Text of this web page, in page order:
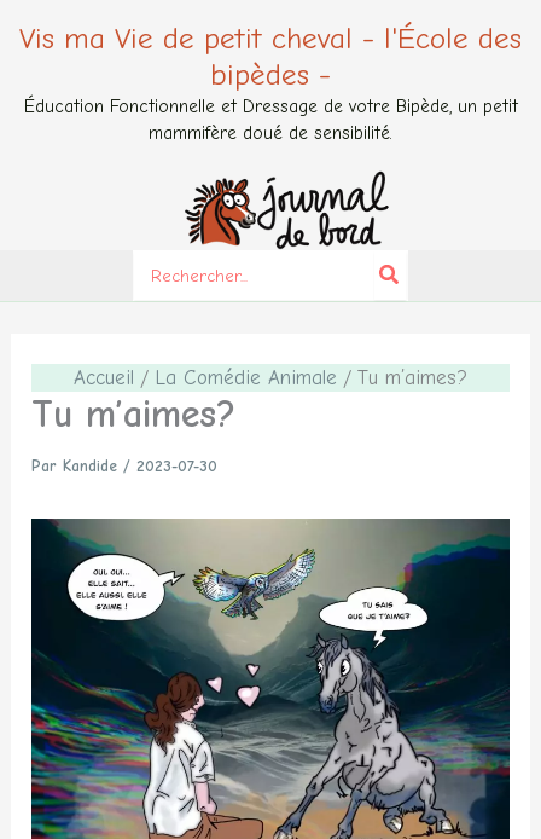
Vis ma Vie de petit cheval - l'École des
bipèdes -
Éducation Fonctionnelle et Dressage de votre Bipède, un petit
mammifère doué de sensibilité.
for:
Accueil La Comédie Animale Tu m’aimes?
Tu m’aimes?
Par Kandide/2023-07-30